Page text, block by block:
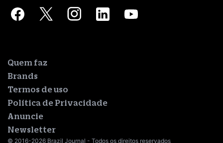
Quem faz
Brands
Termos de uso
Política de Privacidade
Anuncie
Newsletter
© 2016-2026 Brazil Journal - Todos os direitos reservados